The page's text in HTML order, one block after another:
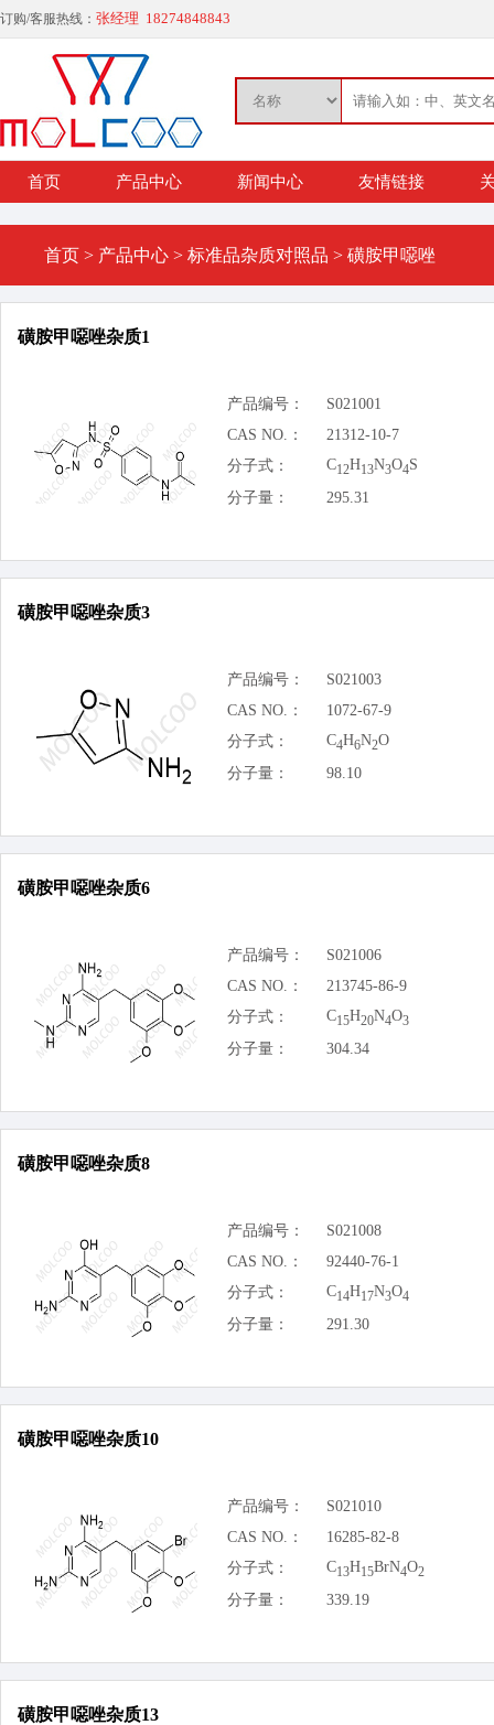
订购/客服热线： 张经理 18274848843
首页 产品中心 新闻中心 友情链接
首页 > 产品中心 > 标准品杂质对照品 > 磺胺甲噁唑
磺胺甲噁唑杂质1
产品编号：
S021001
CAS NO.：
21312-10-7
分子式：
C12H13N3O4S
分子量：
295.31
磺胺甲噁唑杂质3
产品编号：
S021003
CAS NO.：
1072-67-9
分子式：
C4H6N2O
分子量：
98.10
磺胺甲噁唑杂质6
产品编号：
S021006
CAS NO.：
213745-86-9
分子式：
C15H20N4O3
分子量： 304.34
磺胺甲噁唑杂质8
产品编号：
S021008
CAS NO.：
92440-76-1
分子式：
C14H17N3O4
分子量： 291.30
磺胺甲噁唑杂质10
产品编号：
S021010
CAS NO.：
16285-82-8
分子式：
C13H15BrN4O2
分子量： 339.19
磺胺甲噁唑杂质13